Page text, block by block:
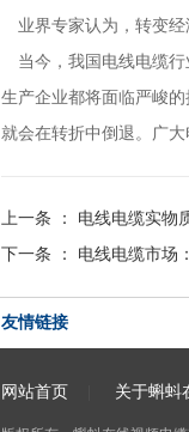
业界专家认为，转变
当今，我国电线电缆行
生产企业都将面临严峻的挑
就会在转折中倒退。广
上一条 ： 电线电缆实物
下一条 ： 电线电缆市场
友情链接
网站首页 关于蝌蚪